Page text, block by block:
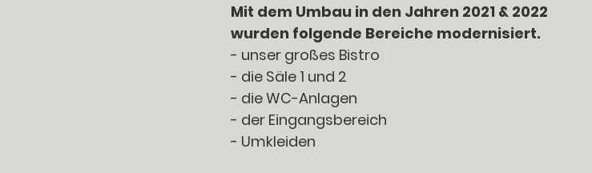
Mit dem Umbau in den Jahren 2021 & 2022
wurden folgende Bereiche modernisiert.
- unser großes Bistro
- die Säle 1 und 2
- die WC-Anlagen
- der Eingangsbereich
- Umkleiden